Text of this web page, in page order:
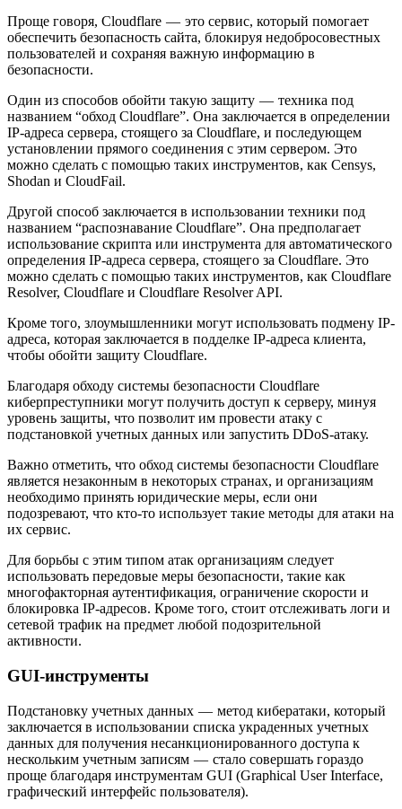
Проще говоря, Cloudflare — это сервис, который помогает
обеспечить безопасность сайта, блокируя недобросовестных
пользователей и сохраняя важную информацию в
безопасности.
Один из способов обойти такую защиту — техника под
названием “обход Cloudflare”. Она заключается в определении
IP-адреса сервера, стоящего за Cloudflare, и последующем
установлении прямого соединения с этим сервером. Это
можно сделать с помощью таких инструментов, как Censys,
Shodan и CloudFail.
Другой способ заключается в использовании техники под
названием “распознавание Cloudflare”. Она предполагает
использование скрипта или инструмента для автоматического
определения IP-адреса сервера, стоящего за Cloudflare. Это
можно сделать с помощью таких инструментов, как Cloudflare
Resolver, Cloudflare и Cloudflare Resolver API.
Кроме того, злоумышленники могут использовать подмену IP-
адреса, которая заключается в подделке IP-адреса клиента,
чтобы обойти защиту Cloudflare.
Благодаря обходу системы безопасности Cloudflare
киберпреступники могут получить доступ к серверу, минуя
уровень защиты, что позволит им провести атаку с
подстановкой учетных данных или запустить DDoS-атаку.
Важно отметить, что обход системы безопасности Cloudflare
является незаконным в некоторых странах, и организациям
необходимо принять юридические меры, если они
подозревают, что кто-то использует такие методы для атаки на
их сервис.
Для борьбы с этим типом атак организациям следует
использовать передовые меры безопасности, такие как
многофакторная аутентификация, ограничение скорости и
блокировка IP-адресов. Кроме того, стоит отслеживать логи и
сетевой трафик на предмет любой подозрительной
активности.
GUI-инструменты
Подстановку учетных данных — метод кибератаки, который
заключается в использовании списка украденных учетных
данных для получения несанкционированного доступа к
нескольким учетным записям — стало совершать гораздо
проще благодаря инструментам GUI (Graphical User Interface,
графический интерфейс пользователя).